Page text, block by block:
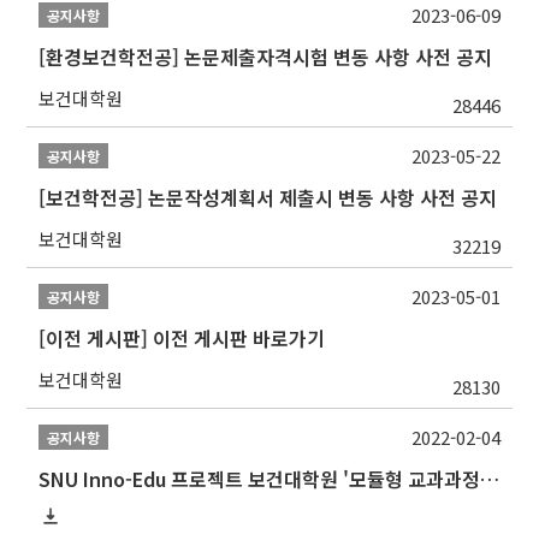
공지사항
[환경보건학전공] 논문제출자격시험 변동 사항 사전 공지
보건대학원 28446
2023-06-09
공지사항
[보건학전공] 논문작성계획서 제출시 변동 사항 사전 공지
보건대학원 32219
2023-05-22
공지사항
[이전 게시판] 이전 게시판 바로가기
보건대학원 28130
2023-05-01
공지사항
SNU Inno-Edu 프로젝트 보건대학원 '모듈형 교과과정' 안내(revised 2022/2/28)
2022-02-04